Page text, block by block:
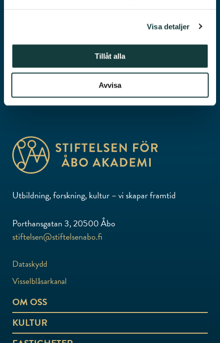
Visa detaljer
Tillåt alla
Avvisa
Utbildning, forskning, kultur – vi skapar framtid
Porthansgatan 3, 20500 Åbo
stiftelsen@stiftelsenabo.fi
Dataskydd
Visselblåsarkanal
OM OSS
KULTUR